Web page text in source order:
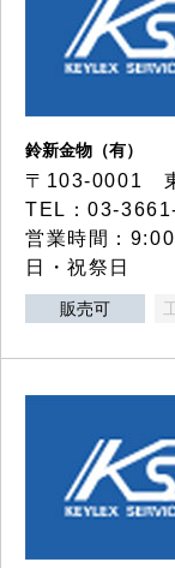
鈴新金物（有）
〒103-0001
TEL：03-
営業時間：
日・祝祭日
販売可